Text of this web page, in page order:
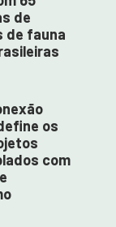
de
de fauna
os
com